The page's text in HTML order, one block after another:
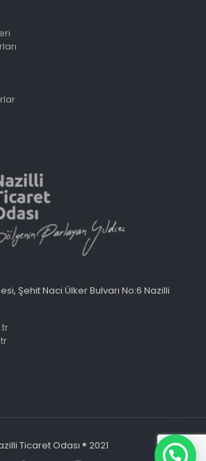
Şehit Naci Ülker Bulvarı No:6 Nazilli
Ticaret Odası ® 2021